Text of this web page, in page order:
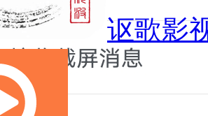
讴歌影